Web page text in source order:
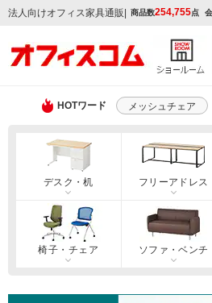
法人向けオフィス家具通販 | 商品数254,755点
HOTワード メッシュチェア
デスク・机 フリーアドレス
椅子・チェア ソファ・ベンチ